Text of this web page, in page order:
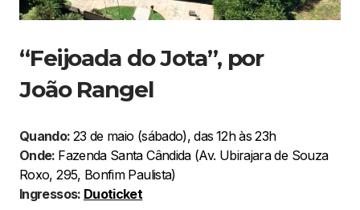
“Feijoada do Jota”, por
João Rangel
Quando: 23 de maio (sábado), das 12h às 23h
Onde: Fazenda Santa Cândida (Av. Ubirajara de Souza
Roxo, 295, Bonfim Paulista)
Ingressos: Duoticket